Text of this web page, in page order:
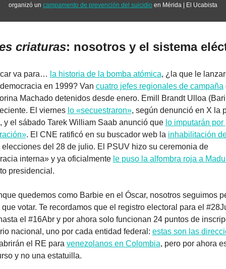
organizó un campamento de prevención del suicidio en Mérida | El Ucabista
criaturas
va para… la historia de la bomba atómica, ¿la que le
en 1999? Van cuatro jefes regionales de campaña
Machado detenidos desde enero. Emill Brandt Ulloa
El viernes lo «secuestraron», según denunció en X la
y el sábado Tarek William Saab anunció que lo imputarán por
. El CNE ratificó en su buscador web la inhabilitación
elecciones del 28 de julio. El PSUV hizo su ceremonia de
interna» y ya oficialmente le puso la alfombra roja a
presidencial.
quedemos como Barbie en el Óscar, nosotros seguimos
votar. Te recordamos que el registro electoral para el
el #16Abr y por ahora solo funcionan 24 puntos de
nacional, uno por cada entidad federal: estas son las
el RE para venezolanos en Colombia, pero por ahora
y no una estatuilla.